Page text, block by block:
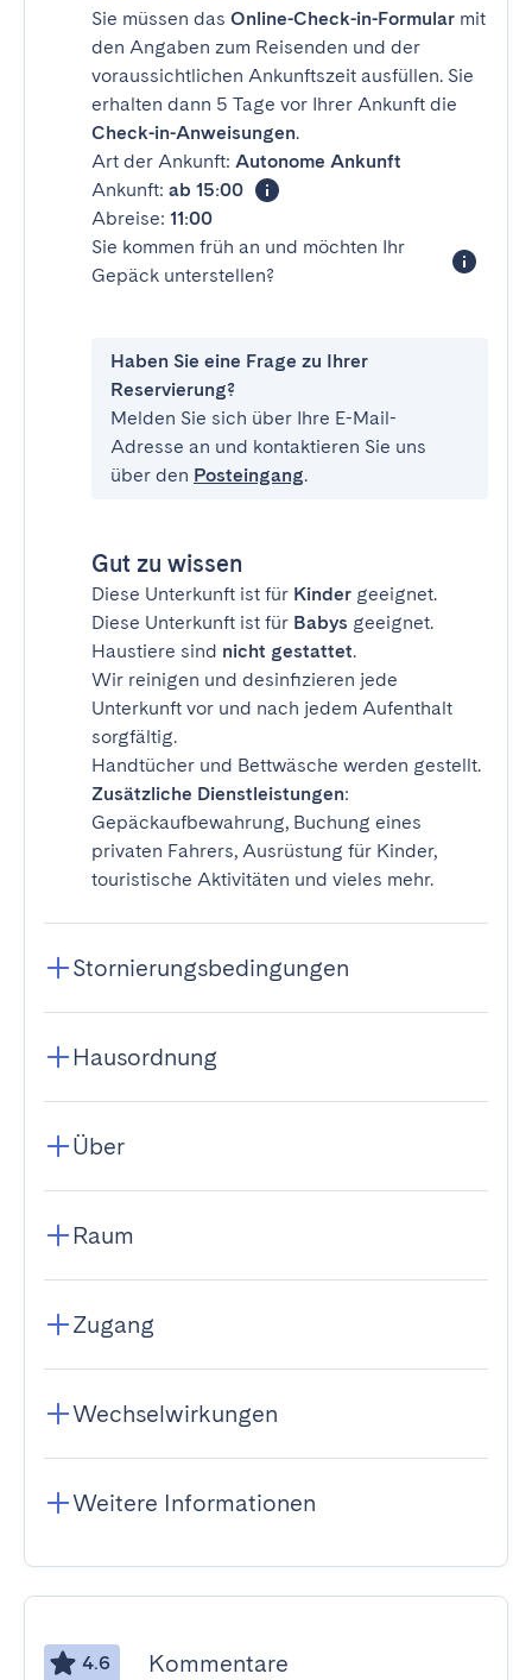
Sie müssen das Online-Check-in-Formular mit
den Angaben zum Reisenden und der
voraussichtlichen Ankunftszeit ausfüllen. Sie
erhalten dann 5 Tage vor Ihrer Ankunft die
Check-in-Anweisungen.
Art der Ankunft: Autonome Ankunft
Ankunft: ab 15:00
Abreise: 11:00
Sie kommen früh an und möchten Ihr
Gepäck unterstellen?
Haben Sie eine Frage zu Ihrer
Reservierung?
Melden Sie sich über Ihre E-Mail-
Adresse an und kontaktieren Sie uns
über den Posteingang.
Gut zu wissen
Diese Unterkunft ist für Kinder geeignet.
Diese Unterkunft ist für Babys geeignet.
Haustiere sind nicht gestattet.
Wir reinigen und desinfizieren jede
Unterkunft vor und nach jedem Aufenthalt
sorgfältig.
Handtücher und Bettwäsche werden gestellt.
Zusätzliche Dienstleistungen:
Gepäckaufbewahrung, Buchung eines
privaten Fahrers, Ausrüstung für Kinder,
touristische Aktivitäten und vieles mehr.
Stornierungsbedingungen
Hausordnung
Über
Raum
Zugang
Wechselwirkungen
Weitere Informationen
4.6 Kommentare